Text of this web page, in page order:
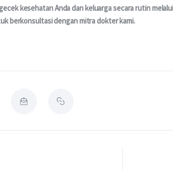
kesehatan Anda dan keluarga secara rutin
berkonsultasi dengan mitra dokter kami.